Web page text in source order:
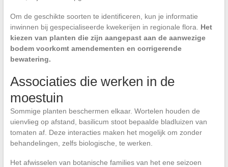
Om de geschikte soorten te identificeren, kun je informatie
inwinnen bij gespecialiseerde kwekerijen in regionale flora. Het
kiezen van planten die zijn aangepast aan de aanwezige
bodem voorkomt amendementen en corrigerende
bewatering.
Associaties die werken in de
moestuin
Sommige planten beschermen elkaar. Wortelen houden de
uienvlieg op afstand, basilicum stoot bepaalde bladluizen van
tomaten af. Deze interacties maken het mogelijk om zonder
behandelingen, zelfs biologische, te werken.
Het afwisselen van botanische families van het ene seizoen